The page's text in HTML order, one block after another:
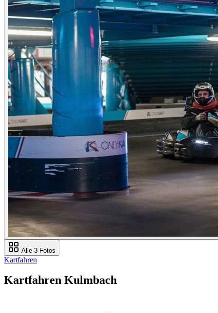
Alle 3 Fotos
Kartfahren
Kartfahren Kulmbach